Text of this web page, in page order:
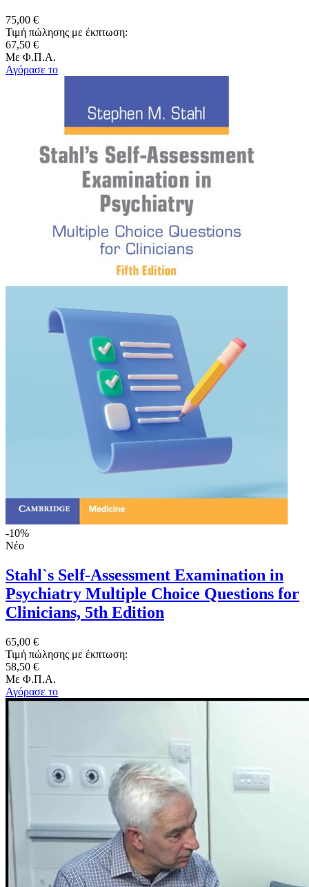
75,00 €
Τιμή πώλησης με έκπτωση:
67,50 €
Με Φ.Π.Α.
Αγόρασε το
-10%
Νέο
Stahl`s Self-Assessment Examination in
Psychiatry Multiple Choice Questions for
Clinicians, 5th Edition
65,00 €
Τιμή πώλησης με έκπτωση:
58,50 €
Με Φ.Π.Α.
Αγόρασε το